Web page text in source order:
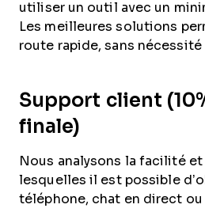
utiliser un outil avec un
Les meilleures solutions
route rapide, sans
Support client
finale)
Nous analysons la facilité
lesquelles il est possible
téléphone, chat en direct ou